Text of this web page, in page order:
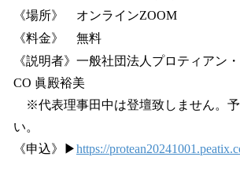
《場所》 オンラインZOOM
《料金》 無料
《説明者》一般社団法人プロティアン
CO 眞殿裕美
※代表理事田中は登壇致しません。予
い。
《申込》▶https://